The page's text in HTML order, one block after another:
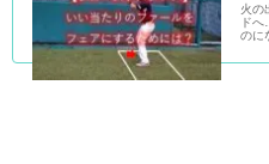
火の
ド
のに
よ
りや